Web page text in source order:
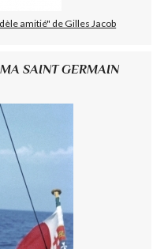
amitié" de Gilles Jacob
SAINT GERMAIN